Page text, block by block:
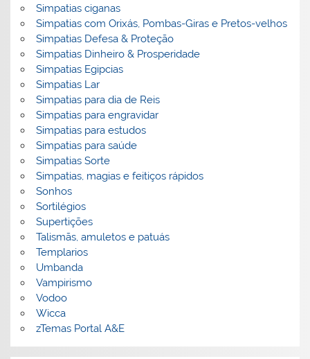
Simpatias ciganas
Simpatias com Orixás, Pombas-Giras e Pretos-velhos
Simpatias Defesa & Proteção
Simpatias Dinheiro & Prosperidade
Simpatias Egipcias
Simpatias Lar
Simpatias para dia de Reis
Simpatias para engravidar
Simpatias para estudos
Simpatias para saúde
Simpatias Sorte
Simpatias, magias e feitiços rápidos
Sonhos
Sortilégios
Supertições
Talismãs, amuletos e patuás
Templarios
Umbanda
Vampirismo
Vodoo
Wicca
zTemas Portal A&E